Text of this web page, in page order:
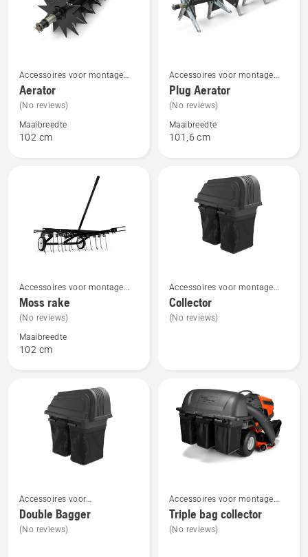
meer
details
over
Aerator
Accessoires voor montage
aan de achterzijde
Aerator
(No reviews)
Maaibreedte
102 cm
meer
details
over
Plug
Accessoires voor montage
aan de achterzijde
Plug Aerator
(No reviews)
Maaibreedte
101,6 cm
meer
details
over
Moss
Accessoires voor montage
aan de achterzijde
Moss rake
(No reviews)
Maaibreedte
102 cm
meer
details
over
Accessoires voor montage
aan de achterzijde
Collector
(No reviews)
meer
details
over
Accessoires voor
tuintractoren voor montage
aan de achterzijde
Double Bagger
(No reviews)
meer
details
over
Accessoires voor montage
aan de achterzijde
Triple bag collector
(No reviews)